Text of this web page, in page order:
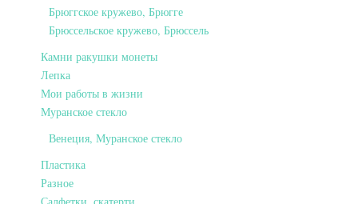
Брюггское кружево, Брюгге
Брюссельское кружево, Брюссель
Камни ракушки монеты
Лепка
Мои работы в жизни
Муранское стекло
Венеция, Муранское стекло
Пластика
Разное
Салфетки, скатерти